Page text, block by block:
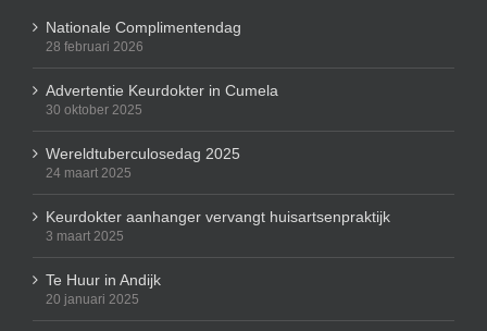
Nationale Complimentendag
28 februari 2026
Advertentie Keurdokter in Cumela
30 oktober 2025
Wereldtuberculosedag 2025
24 maart 2025
Keurdokter aanhanger vervangt huisartsenpraktijk
3 maart 2025
Te Huur in Andijk
20 januari 2025